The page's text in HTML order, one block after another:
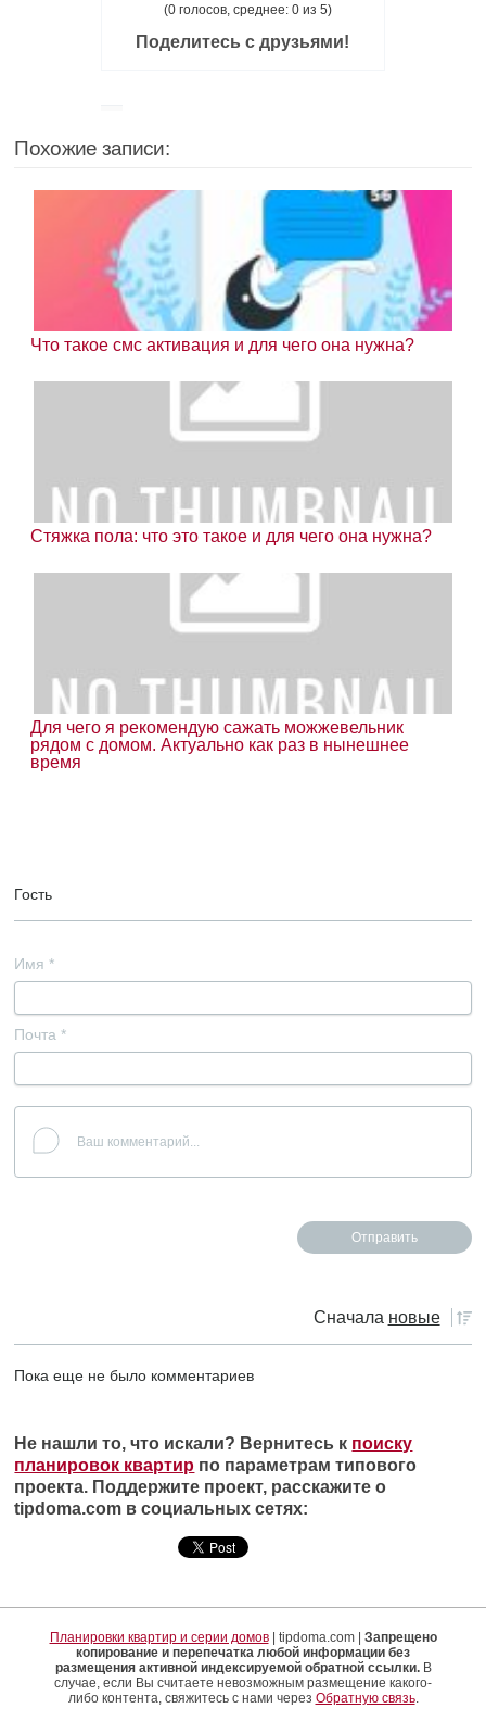
(0 голосов, среднее: 0 из 5)
Поделитесь с друзьями!
Похожие записи:
Что такое смс активация и для чего она нужна?
Стяжка пола: что это такое и для чего она нужна?
Для чего я рекомендую сажать можжевельник
рядом с домом. Актуально как раз в нынешнее
время
Гость
Имя *
Почта *
Сначала новые
Пока еще не было комментариев
Не нашли то, что искали? Вернитесь к поиску
планировок квартир по параметрам типового
проекта. Поддержите проект, расскажите о
tipdoma.com в социальных сетях:
Планировки квартир и серии домов| tipdoma.com | Запрещено
копирование и перепечатка любой информации без
размещения активной индексируемой обратной ссылки.В
случае, если Вы считаете невозможным размещение какого-
либо контента, свяжитесь с нами через Обратную связь.